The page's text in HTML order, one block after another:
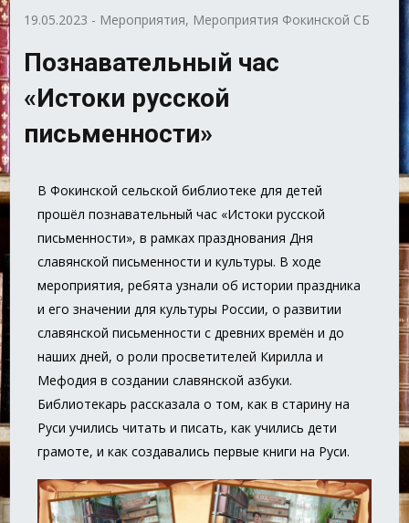
19.05.2023 - Мероприятия, Мероприятия Фокинской СБ
Познавательный час
«Истоки русской
письменности»
В Фокинской сельской библиотеке для детей
прошёл познавательный час «Истоки русской
письменности», в рамках празднования Дня
славянской письменности и культуры. В ходе
мероприятия, ребята узнали об истории праздника
и его значении для культуры России, о развитии
славянской письменности с древних времён и до
наших дней, о роли просветителей Кирилла и
Мефодия в создании славянской азбуки.
Библиотекарь рассказала о том, как в старину на
Руси учились читать и писать, как учились дети
грамоте, и как создавались первые книги на Руси.